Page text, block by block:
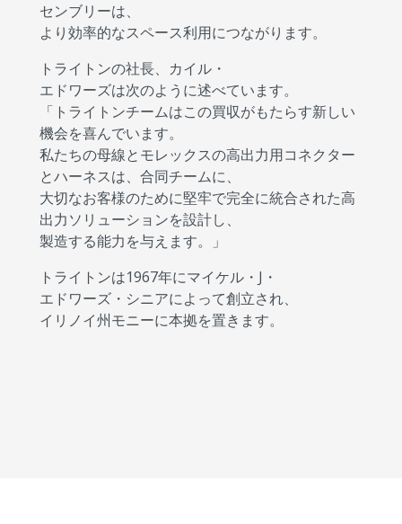
センブリーは、
より効率的なスペース利用につながります。
トライトンの社長、カイル・
エドワーズは次のように述べています。
「トライトンチームはこの買収がもたらす新しい
機会を喜んでいます。
私たちの母線とモレックスの高出力用コネクター
とハーネスは、合同チームに、
大切なお客様のために堅牢で完全に統合された高
出力ソリューションを設計し、
製造する能力を与えます。」
トライトンは1967年にマイケル・J・
エドワーズ・シニアによって創立され、
イリノイ州モニーに本拠を置きます。